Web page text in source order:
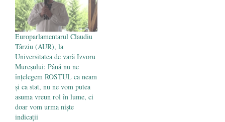
Europarlamentarul Claudiu
Târziu (AUR), la
Universitatea de vară Izvoru
Mureșului: Până nu ne
înțelegem ROSTUL ca neam
și ca stat, nu ne vom putea
asuma vreun rol în lume, ci
doar vom urma niște
indicații